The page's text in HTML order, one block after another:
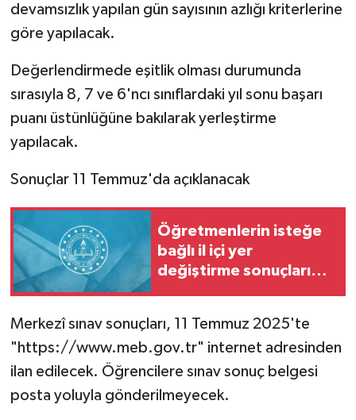
devamsızlık yapılan gün sayısının azlığı kriterlerine
göre yapılacak.
Değerlendirmede eşitlik olması durumunda
sırasıyla 8, 7 ve 6'ncı sınıflardaki yıl sonu başarı
puanı üstünlüğüne bakılarak yerleştirme
yapılacak.
Sonuçlar 11 Temmuz'da açıklanacak
Öğretmenlerin isteğe
bağlı il içi yer
değiştirme sonuçları
Merkezî sınav sonuçları, 11 Temmuz 2025'te
"https://www.meb.gov.tr" internet adresinden
ilan edilecek. Öğrencilere sınav sonuç belgesi
posta yoluyla gönderilmeyecek.